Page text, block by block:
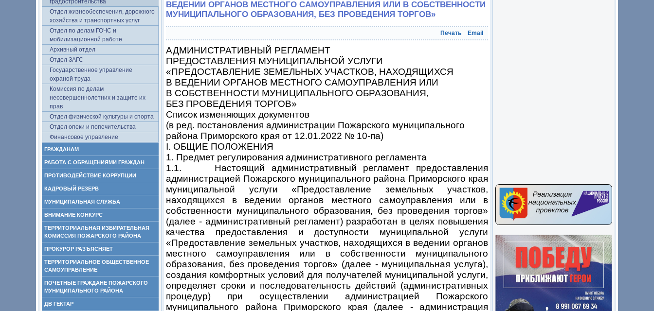
градостроительства
Отдел жизнеобеспечения, дорожного
хозяйства и транспортных услуг
Отдел по делам ГОЧС и
мобилизационной работе
Архивный отдел
Отдел ЗАГС
Государственное управление
охраной труда
Комиссия по делам
несовершеннолетних и защите их
прав
Отдел физической культуры и спорта
Отдел опеки и попечительства
Финансовое управление
ГРАЖДАНАМ
РАБОТА С ОБРАЩЕНИЯМИ ГРАЖДАН
ПРОТИВОДЕЙСТВИЕ КОРРУПЦИИ
КАДРОВЫЙ РЕЗЕРВ
МУНИЦИПАЛЬНАЯ СЛУЖБА
ВНИМАНИЕ КОНКУРС
ТЕРРИТОРИАЛЬНАЯ ИЗБИРАТЕЛЬНАЯ
КОМИССИЯ ПОЖАРСКОГО РАЙОНА
ПРОКУРОР РАЗЪЯСНЯЕТ
ТЕРРИТОРИАЛЬНОЕ ОБЩЕСТВЕННОЕ
САМОУПРАВЛЕНИЕ
ПОЧЕТНЫЕ ГРАЖДАНЕ ПОЖАРСКОГО
МУНИЦИПАЛЬНОГО РАЙОНА
ДВ ГЕКТАР
ВЕДЕНИИ ОРГАНОВ МЕСТНОГО САМОУПРАВЛЕНИЯ ИЛИ В СОБСТВЕННОСТИ
МУНИЦИПАЛЬНОГО ОБРАЗОВАНИЯ, БЕЗ ПРОВЕДЕНИЯ ТОРГОВ»
Печать Email
АДМИНИСТРАТИВНЫЙ РЕГЛАМЕНТ
ПРЕДОСТАВЛЕНИЯ МУНИЦИПАЛЬНОЙ УСЛУГИ
«ПРЕДОСТАВЛЕНИЕ ЗЕМЕЛЬНЫХ УЧАСТКОВ, НАХОДЯЩИХСЯ
В ВЕДЕНИИ ОРГАНОВ МЕСТНОГО САМОУПРАВЛЕНИЯ ИЛИ
В СОБСТВЕННОСТИ МУНИЦИПАЛЬНОГО ОБРАЗОВАНИЯ,
БЕЗ ПРОВЕДЕНИЯ ТОРГОВ»
Список изменяющих документов
(в ред. постановления администрации Пожарского муниципального
района Приморского края от 12.01.2022 № 10-па)
I. ОБЩИЕ ПОЛОЖЕНИЯ
1. Предмет регулирования административного регламента
1.1. Настоящий административный регламент предоставления
администрацией Пожарского муниципального района Приморского края
муниципальной услуги «Предоставление земельных участков,
находящихся в ведении органов местного самоуправления или в
собственности муниципального образования, без проведения торгов»
(далее - административный регламент) разработан в целях повышения
качества предоставления и доступности муниципальной услуги
«Предоставление земельных участков, находящихся в ведении органов
местного самоуправления или в собственности муниципального
образования, без проведения торгов» (далее - муниципальная услуга),
создания комфортных условий для получателей муниципальной услуги,
определяет сроки и последовательность действий (административных
процедур) при осуществлении администрацией Пожарского
муниципального района Приморского края (далее - администрация